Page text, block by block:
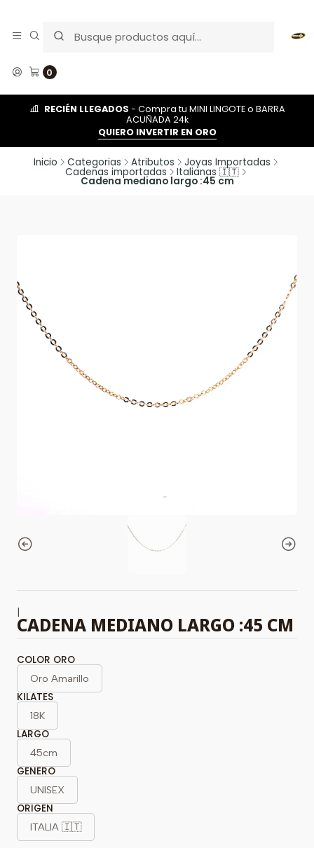
0
RECIÉN LLEGADOS - Compra tu MINI LINGOTE o BARRA
ACUÑADA 24k
QUIERO INVERTIR EN ORO
Inicio Categorias Atributos Joyas Importadas
Cadenas importadas Italianas 🇮🇹
Cadena mediano largo :45 cm
|
CADENA MEDIANO LARGO :45 CM
COLOR ORO
Oro Amarillo
KILATES
18K
LARGO
45cm
GENERO
UNISEX
ORIGEN
ITALIA 🇮🇹